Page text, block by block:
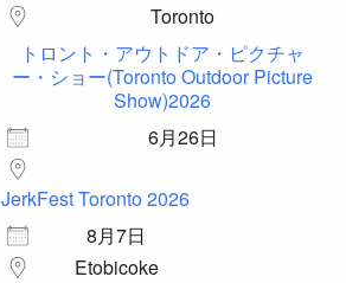
Toronto
トロント・アウトドア・ピクチャ
ー・ショー(Toronto Outdoor Picture
Show)2026
6月26日
JerkFest Toronto 2026
8月7日
Etobicoke